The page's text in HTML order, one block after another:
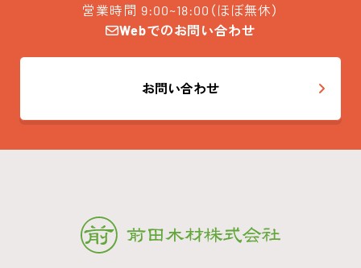
営業時間 9:00~18:00（ほぼ無休）
Webでのお問い合わせ
お問い合わせ